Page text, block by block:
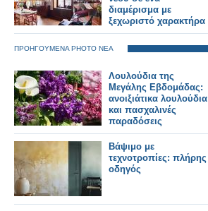
διαμέρισμα με
ξεχωριστό χαρακτήρα
ΠΡΟΗΓΟΥΜΕΝΑ PHOTO ΝΕΑ
Λουλούδια της
Μεγάλης Εβδομάδας:
ανοιξιάτικα λουλούδια
και πασχαλινές
παραδόσεις
Βάψιμο με
τεχνοτροπίες: πλήρης
οδηγός